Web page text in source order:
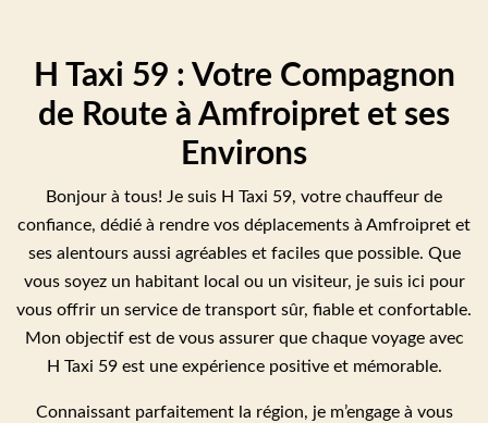
H Taxi 59 : Votre Compagnon
de Route à Amfroipret et ses
Environs
Bonjour à tous! Je suis H Taxi 59, votre chauffeur de
confiance, dédié à rendre vos déplacements à Amfroipret et
ses alentours aussi agréables et faciles que possible. Que
vous soyez un habitant local ou un visiteur, je suis ici pour
vous offrir un service de transport sûr, fiable et confortable.
Mon objectif est de vous assurer que chaque voyage avec
H Taxi 59 est une expérience positive et mémorable.
Connaissant parfaitement la région, je m’engage à vous